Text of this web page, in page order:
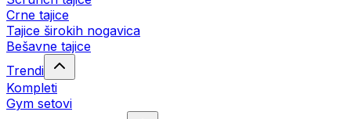
Crne tajice
Tajice širokih nogavica
Bešavne tajice
Trendi
Kompleti
Gym setovi